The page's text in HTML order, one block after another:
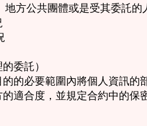
地方公共團體或是受其委託
委託）
的必要範圍內將個人資訊的
適合度，並規定合約中的保